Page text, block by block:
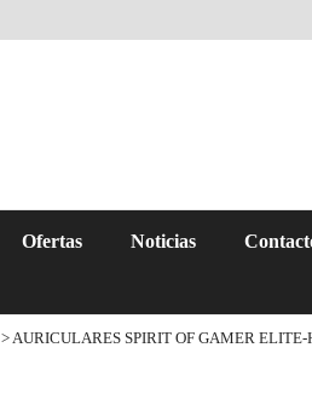
Ofertas Noticias
> AURICULARES SPIRIT OF GAMER